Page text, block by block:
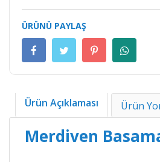
ÜRÜNÜ PAYLAŞ
Ürün Açıklaması Ürün
Merdiven